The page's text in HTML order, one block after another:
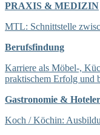
PRAXIS & MEDIZIN
MTL: Schnittstelle
Berufsfindung
Karriere als Möbel-,
praktischem Erfolg und
Gastronomie &
Koch / Köchin: